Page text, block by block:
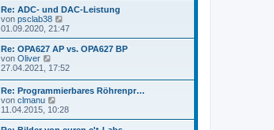
r
g
r
B
e
i
r
g
e
s
t
r
B
e
i
t
r
g
Re: ADC- und DAC-Leistung
von psclab38
e
u
e
t
B
i
t
01.09.2020, 21:47
Re: OPA627 AP vs. OPA627 BP
von Oliver
e
s
t
e
27.04.2021, 17:52
Re: Programmierbares Röhrenpr…
von clmanu
e
u
e
11.04.2015, 10:28